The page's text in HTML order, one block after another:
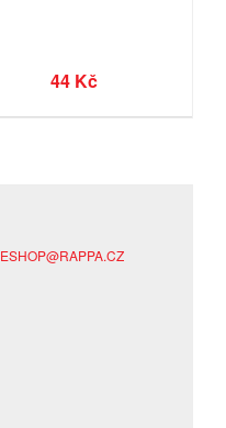
44 Kč
ESHOP@RAPPA.CZ